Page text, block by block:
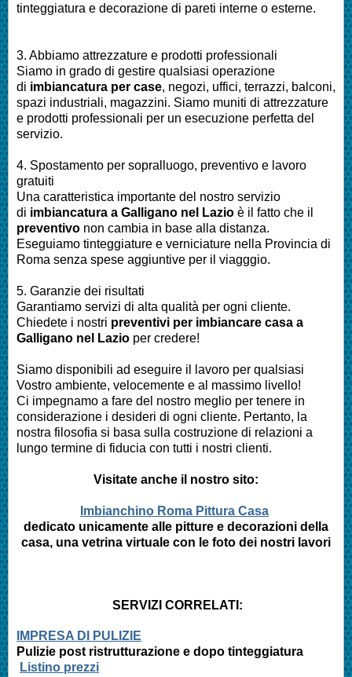
tinteggiatura e decorazione di pareti interne o esterne.
3. Abbiamo attrezzature e prodotti professionali
Siamo in grado di gestire qualsiasi operazione
di imbiancatura per case, negozi, uffici, terrazzi, balconi,
spazi industriali, magazzini. Siamo muniti di attrezzature
e prodotti professionali per un esecuzione perfetta del
servizio.
4. Spostamento per sopralluogo, preventivo e lavoro
gratuiti
Una caratteristica importante del nostro servizio
di imbiancatura a Galligano nel Lazio è il fatto che il
preventivo non cambia in base alla distanza.
Eseguiamo tinteggiature e verniciature nella Provincia di
Roma senza spese aggiuntive per il viagggio.
5. Garanzie dei risultati
Garantiamo servizi di alta qualità per ogni cliente.
Chiedete i nostri preventivi per imbiancare casa a
Galligano nel Lazio per credere!
Siamo disponibili ad eseguire il lavoro per qualsiasi
Vostro ambiente, velocemente e al massimo livello!
Ci impegnamo a fare del nostro meglio per tenere in
considerazione i desideri di ogni cliente. Pertanto, la
nostra filosofia si basa sulla costruzione di relazioni a
lungo termine di fiducia con tutti i nostri clienti.
Visitate anche il nostro sito:
Imbianchino Roma Pittura Casa
dedicato unicamente alle pitture e decorazioni della
casa, una vetrina virtuale con le foto dei nostri lavori
SERVIZI CORRELATI:
IMPRESA DI PULIZIE
Pulizie post ristrutturazione e dopo tinteggiatura
Listino prezzi